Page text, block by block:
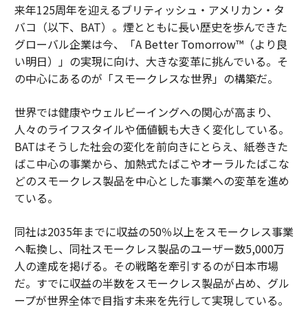
来年125周年を迎えるブリティッシュ・アメリカン・タ
バコ（以下、BAT）。煙とともに長い歴史を歩んできた
グローバル企業は今、「A Better Tomorrow™（より良
い明日）」の実現に向け、大きな変革に挑んでいる。そ
の中心にあるのが「スモークレスな世界」の構築だ。
世界では健康やウェルビーイングへの関心が高まり、
人々のライフスタイルや価値観も大きく変化している。
BATはそうした社会の変化を前向きにとらえ、紙巻きた
ばこ中心の事業から、加熱式たばこやオーラルたばこな
どのスモークレス製品を中心とした事業への変革を進め
ている。
同社は2035年までに収益の50％以上をスモークレス事業
へ転換し、同社スモークレス製品のユーザー数5,000万
人の達成を掲げる。その戦略を牽引するのが日本市場
だ。すでに収益の半数をスモークレス製品が占め、グル
ープが世界全体で目指す未来を先行して実現している。